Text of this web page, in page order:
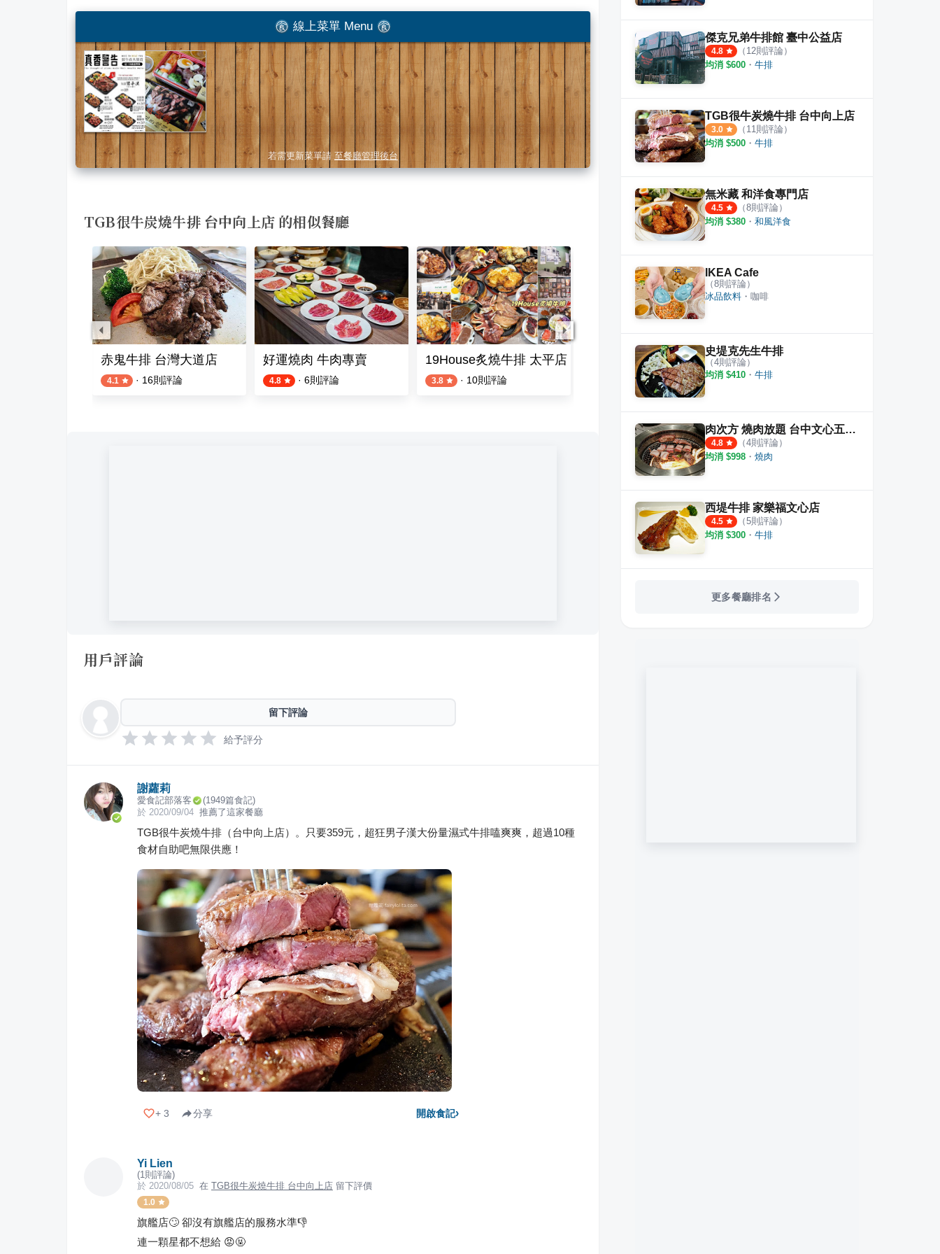
線上菜單 Menu
若需更新菜單請 至餐廳管理後台
TGB很牛炭燒牛排 台中向上店 的相似餐廳
赤鬼牛排 台灣大道店
4.1 · 16則評論
好運燒肉 牛肉專賣
4.8 · 6則評論
19House炙燒牛排 太平店
3.8 · 10則評論
瀧厚炙燒熟成牛排 台中中科店
38 則評論
泰德牛排
4.2
用戶評論
留下評論
給予評分
謝蘿莉
愛食記部落客 (1949篇食記)
於 2020/09/04 推薦了這家餐廳
TGB很牛炭燒牛排（台中向上店）。只要359元，超狂男子漢大份量濕式牛排嗑爽爽，超過10種
食材自助吧無限供應！
+ 3 分享 開啟食記›
Yi Lien
(1 則評論)
於 2020/08/05 在 TGB很牛炭燒牛排 台中向上店 留下評價
1.0
旗艦店🙄 卻沒有旗艦店的服務水準👎
連一顆星都不想給 😡🤬
傑克兄弟牛排館 臺中公益店
4.8 （ 12則評論）
均消 $600 ・ 牛排
TGB很牛炭燒牛排 台中向上店
3.0 （ 11 則評論）
均消 $500 ・ 牛排
無米藏 和洋食專門店
4.5 （8則評論）
均消 $380 ・ 和風洋食
IKEA Cafe
（8則評論）
冰品飲料 ・ 咖啡
史堤克先生牛排
（4則評論）
均消 $410 ・ 牛排
肉次方 燒肉放題 台中文心五權西店
4.8 （4則評論）
均消 $998 ・ 燒肉
西堤牛排 家樂福文心店
4.5 （5則評論）
均消 $300 ・ 牛排
更多餐廳排名